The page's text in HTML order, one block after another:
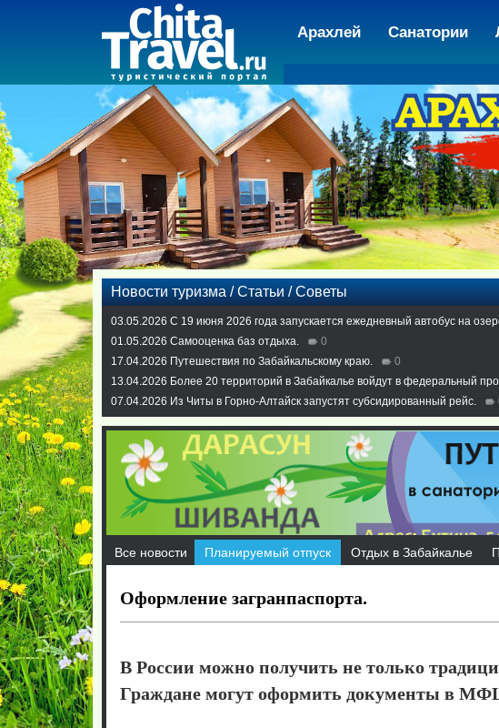
Арахлей Санатории
Новости туризма / Статьи / Советы
03.05.2026 С 19 июня 2026 года запускается ежедневный автобус на
01.05.2026 Самооценка баз отдыха.
0
17.04.2026 Путешествия по Забайкальскому краю.
0
13.04.2026 Более 20 территорий в Забайкалье войдут в федеральный
07.04.2026 Из Читы в Горно-Алтайск запустят субсидированный рейс.
Все новости Планируемый отпуск Отдых в Забайкалье
Оформление загранпаспорта.
В России можно получить не только
Граждане могут оформить документы в